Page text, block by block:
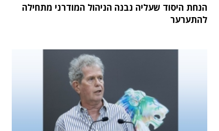
הנחת היסוד שעליה נבנה הניהול המודרני מתחילה
להתערער